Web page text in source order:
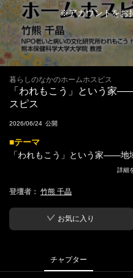
※アカウントをお
暮らしのなかのホームホスピス
「われもこう」という家
スピス
2026/06/24
■テーマ
「われもこう」という家――地
竹熊 千晶 氏
NPO老いと病いの文化研究所
それぞれの土地に、それぞれ
詳細
登壇者： 竹熊 千晶
お気に入り
チャプター